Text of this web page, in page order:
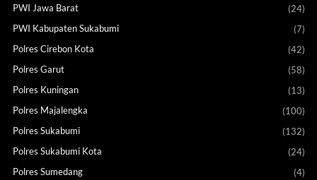
PWI Jawa Barat
(24)
PWI Kabupaten Sukabumi
(7)
Polres Cirebon Kota
(42)
Polres Garut
(58)
Polres Kuningan
(13)
Polres Majalengka
(100)
Polres Sukabumi
(132)
Polres Sukabumi Kota
(24)
Polres Sumedang
(4)